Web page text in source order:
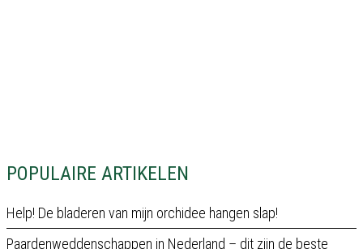
POPULAIRE ARTIKELEN
Help! De bladeren van mijn orchidee hangen slap!
Paardenweddenschappen in Nederland – dit zijn de beste